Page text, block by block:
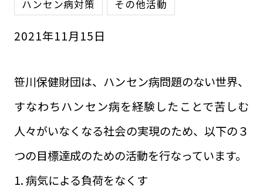
ハンセン病対策 その他活動
2021年11月 15日
笹川保健財団は、ハンセン病問題のない世界、
すなわちハンセン病を経験したことで苦しむ
人々がいなくなる社会の実現のため、以下の３
つの目標達成のための活動を行なっています。
1. 病気による負荷をなくす